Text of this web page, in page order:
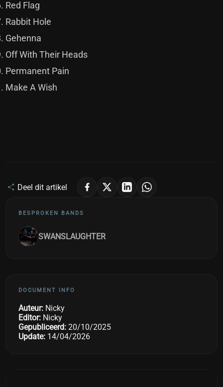
Red Flag
Rabbit Hole
Gehenna
Off With Their Heads
Permanent Pain
Make A Wish
Deel dit artikel
BESPROKEN BANDS
SWANSLAUGHTER
DOCUMENT INFO
Auteur: Nicky
Editor: Nicky
Gepubliceerd: 20/10/2025
Update: 14/04/2026